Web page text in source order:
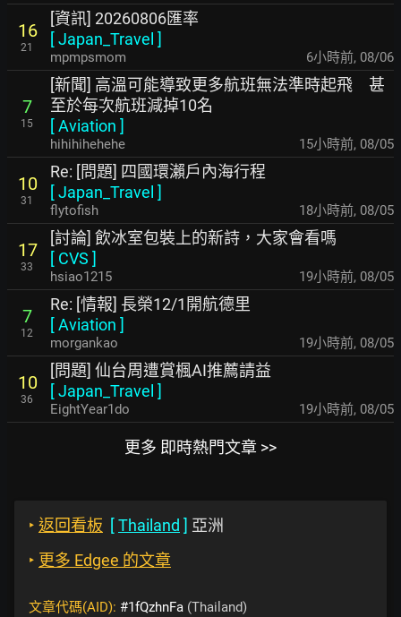
16
21
[資訊] 20260806匯率
[Japan_Travel ]
mpmpsmom 6小時前, 08/06
7
15
[新聞] 高溫可能導致更多航班無法準時起飛 甚
至於每次航班減掉10名
[Aviation ]
hihihihehehe 15小時前, 08/05
10
31
Re: [問題] 四國環瀨戶內海行程
[Japan_Travel ]
flytofish 18小時前, 08/05
17
33
[討論] 飲冰室包裝上的新詩，大家會看嗎
[ CVS ]
hsiao1215 19小時前, 08/05
7
12
Re: [情報] 長榮12/1開航德里
[Aviation ]
morgankao 19小時前, 08/05
10
36
[問題] 仙台周遭賞楓AI推薦請益
[Japan_Travel ]
EightYear1do 19小時前, 08/05
更多 即時熱門文章 >>
‣ 返回看板 [Thailand ] 亞洲
‣ 更多 Edgee 的文章
文章代碼(AID): #1fQzhnFa (Thailand)